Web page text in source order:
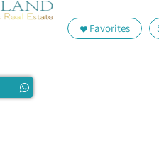
Favorites